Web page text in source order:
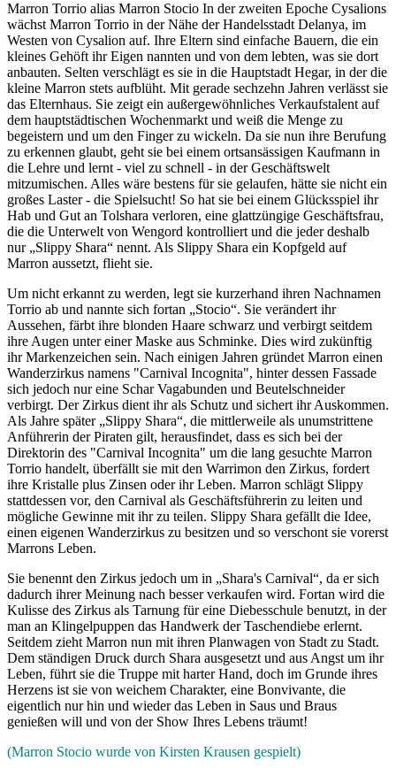
Marron Torrio alias Marron Stocio In der zweiten Epoche Cysalions
wächst Marron Torrio in der Nähe der Handelsstadt Delanya, im
Westen von Cysalion auf. Ihre Eltern sind einfache Bauern, die ein
kleines Gehöft ihr Eigen nannten und von dem lebten, was sie dort
anbauten. Selten verschlägt es sie in die Hauptstadt Hegar, in der die
kleine Marron stets aufblüht. Mit gerade sechzehn Jahren verlässt sie
das Elternhaus. Sie zeigt ein außergewöhnliches Verkaufstalent auf
dem hauptstädtischen Wochenmarkt und weiß die Menge zu
begeistern und um den Finger zu wickeln. Da sie nun ihre Berufung
zu erkennen glaubt, geht sie bei einem ortsansässigen Kaufmann in
die Lehre und lernt - viel zu schnell - in der Geschäftswelt
mitzumischen. Alles wäre bestens für sie gelaufen, hätte sie nicht ein
großes Laster - die Spielsucht! So hat sie bei einem Glücksspiel ihr
Hab und Gut an Tolshara verloren, eine glattzüngige Geschäftsfrau,
die die Unterwelt von Wengord kontrolliert und die jeder deshalb
nur „Slippy Shara“ nennt. Als Slippy Shara ein Kopfgeld auf
Marron aussetzt, flieht sie.
Um nicht erkannt zu werden, legt sie kurzerhand ihren Nachnamen
Torrio ab und nannte sich fortan „Stocio“. Sie verändert ihr
Aussehen, färbt ihre blonden Haare schwarz und verbirgt seitdem
ihre Augen unter einer Maske aus Schminke. Dies wird zukünftig
ihr Markenzeichen sein. Nach einigen Jahren gründet Marron einen
Wanderzirkus namens "Carnival Incognita", hinter dessen Fassade
sich jedoch nur eine Schar Vagabunden und Beutelschneider
verbirgt. Der Zirkus dient ihr als Schutz und sichert ihr Auskommen.
Als Jahre später „Slippy Shara“, die mittlerweile als unumstrittene
Anführerin der Piraten gilt, herausfindet, dass es sich bei der
Direktorin des "Carnival Incognita" um die lang gesuchte Marron
Torrio handelt, überfällt sie mit den Warrimon den Zirkus, fordert
ihre Kristalle plus Zinsen oder ihr Leben. Marron schlägt Slippy
stattdessen vor, den Carnival als Geschäftsführerin zu leiten und
mögliche Gewinne mit ihr zu teilen. Slippy Shara gefällt die Idee,
einen eigenen Wanderzirkus zu besitzen und so verschont sie vorerst
Marrons Leben.
Sie benennt den Zirkus jedoch um in „Shara's Carnival“, da er sich
dadurch ihrer Meinung nach besser verkaufen wird. Fortan wird die
Kulisse des Zirkus als Tarnung für eine Diebesschule benutzt, in der
man an Klingelpuppen das Handwerk der Taschendiebe erlernt.
Seitdem zieht Marron nun mit ihren Planwagen von Stadt zu Stadt.
Dem ständigen Druck durch Shara ausgesetzt und aus Angst um ihr
Leben, führt sie die Truppe mit harter Hand, doch im Grunde ihres
Herzens ist sie von weichem Charakter, eine Bonvivante, die
eigentlich nur hin und wieder das Leben in Saus und Braus
genießen will und von der Show Ihres Lebens träumt!
(Marron Stocio wurde von Kirsten Krausen gespielt)